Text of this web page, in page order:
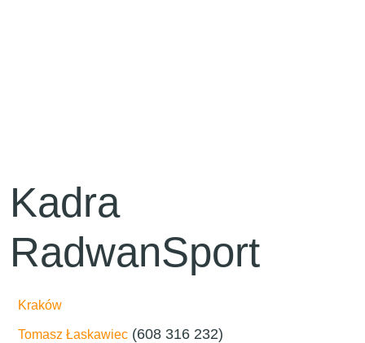
Kadra
RadwanSport
Kraków
Tomasz Łaskawiec (608 316 232)